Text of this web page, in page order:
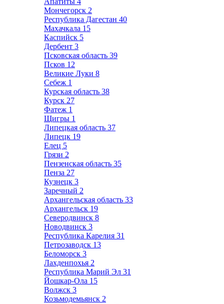
Мончегорск 2
Республика Дагестан 40
Махачкала 15
Каспийск 5
Дербент 3
Псковская область 39
Псков 12
Великие Луки 8
Себеж 1
Курская область 38
Курск 27
Фатеж 1
Щигры 1
Липецкая область 37
Липецк 19
Елец 5
Грязи 2
Пензенская область 35
Пенза 27
Кузнецк 3
Заречный 2
Архангельская область 33
Архангельск 19
Северодвинск 8
Новодвинск 3
Республика Карелия 31
Петрозаводск 13
Беломорск 3
Лахденпохья 2
Республика Марий Эл 31
Йошкар-Ола 15
Волжск 3
Козьмодемьянск 2